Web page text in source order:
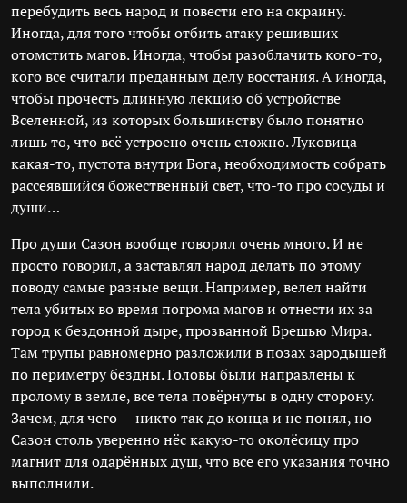
перебудить весь народ и повести его на окраину.
Иногда, для того чтобы отбить атаку решивших
отомстить магов. Иногда, чтобы разоблачить кого-то,
кого все считали преданным делу восстания. А иногда,
чтобы прочесть длинную лекцию об устройстве
Вселенной, из которых большинству было понятно
лишь то, что всё устроено очень сложно. Луковица
какая-то, пустота внутри Бога, необходимость собрать
рассеявшийся божественный свет, что-то про сосуды и
души…
Про души Сазон вообще говорил очень много. И не
просто говорил, а заставлял народ делать по этому
поводу самые разные вещи. Например, велел найти
тела убитых во время погрома магов и отнести их за
город к бездонной дыре, прозванной Брешью Мира.
Там трупы равномерно разложили в позах зародышей
по периметру бездны. Головы были направлены к
пролому в земле, все тела повёрнуты в одну сторону.
Зачем, для чего — никто так до конца и не понял, но
Сазон столь уверенно нёс какую-то околёсицу про
магнит для одарённых душ, что все его указания точно
выполнили.